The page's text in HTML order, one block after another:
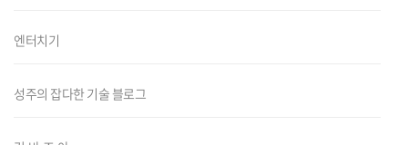
엔터치기
성주의 잡다한 기술 블로그